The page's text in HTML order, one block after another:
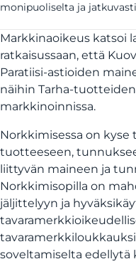
monipuoliselta ja
Markkinaoikeus katsoi
ratkaisussaan, että
Paratiisi-astioiden
näihin Tarha-
markkinoinnissa.
Norkkimisessa on
tuotteeseen,
liittyvän maineen ja
Norkkimisopilla on
jäljittelyyn ja
soveltamiselta edellytä